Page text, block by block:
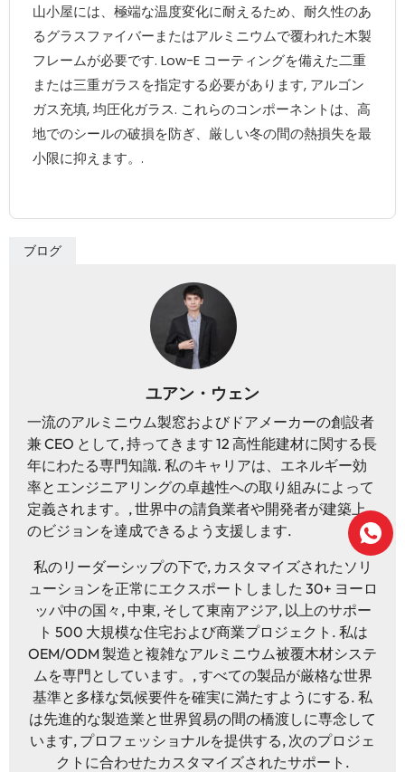
山小屋には、極端な温度変化に耐えるため、耐久性のあ
るグラスファイバーまたはアルミニウムで覆われた木製
フレームが必要です. Low-E コーティングを備えた二重
または三重ガラスを指定する必要があります, アルゴン
ガス充填, 均圧化ガラス. これらのコンポーネントは、高
地でのシールの破損を防ぎ、厳しい冬の間の熱損失を最
小限に抑えます。.
ブログ
ユアン・ウェン
一流のアルミニウム製窓およびドアメーカーの創設者
兼 CEO として, 持ってきます 12 高性能建材に関する長
年にわたる専門知識. 私のキャリアは、エネルギー効
率とエンジニアリングの卓越性への取り組みによって
定義されます。, 世界中の請負業者や開発者が建築上
のビジョンを達成できるよう支援します.
私のリーダーシップの下で, カスタマイズされたソリ
ューションを正常にエクスポートしました 30+ ヨーロ
ッパ中の国々, 中東, そして東南アジア, 以上のサポー
ト 500 大規模な住宅および商業プロジェクト. 私は
OEM/ODM 製造と複雑なアルミニウム被覆木材システ
ムを専門としています。, すべての製品が厳格な世界
基準と多様な気候要件を確実に満たすようにする. 私
は先進的な製造業と世界貿易の間の橋渡しに専念して
います, プロフェッショナルを提供する, 次のプロジェ
クトに合わせたカスタマイズされたサポート.